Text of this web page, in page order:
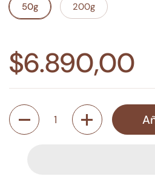
50g 200g
$6.890,00
Cantidad